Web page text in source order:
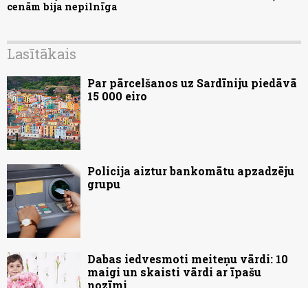
cenām bija nepilnīga
Lasītākais
Par pārcelšanos uz Sardīniju piedāvā
15 000 eiro
Policija aiztur bankomātu apzadzēju
grupu
Dabas iedvesmoti meiteņu vārdi: 10
maigi un skaisti vārdi ar īpašu
nozīmi